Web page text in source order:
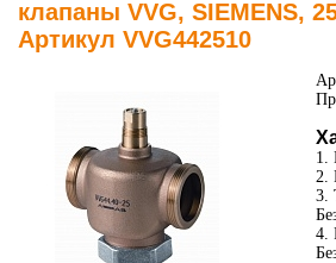
клапаны VVG, SIEMENS,
Артикул VVG442510
1.
2.
3.
4.